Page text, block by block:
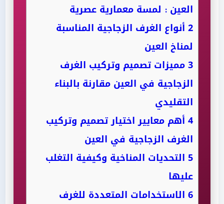
العين : لمسة معمارية عصرية
2 أنواع الغرف الزجاجية المناسبة
لمناخ العين
3مميزات تصميم وتركيب الغرف
الزجاجية في العين مقارنة بالبناء
التقليدي
4 أهم معايير اختيار تصميم وتركيب
الغرف الزجاجية في العين
5 التحديات المناخية وكيفية التغلب
عليها
6 الاستخدامات المتعددة للغرف